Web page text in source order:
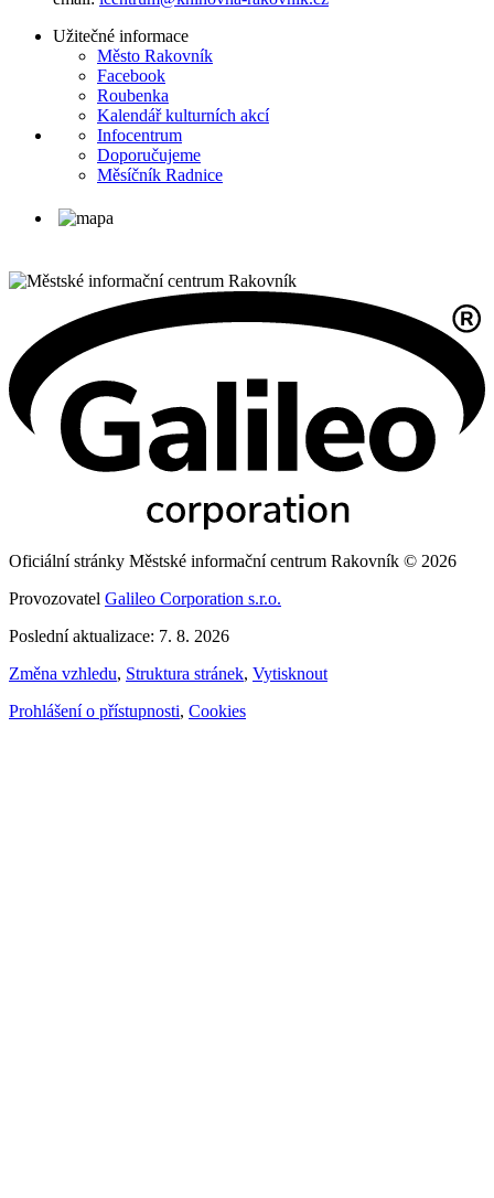
Užitečné informace
Město Rakovník
Facebook
Roubenka
Kalendář kulturních akcí
Infocentrum
Doporučujeme
Měsíčník Radnice
Oficiální stránky Městské informační centrum Rakovník © 2026
Provozovatel Galileo Corporation s.r.o.
Poslední aktualizace: 7. 8. 2026
Změna vzhledu, Struktura stránek, Vytisknout
Prohlášení o přístupnosti, Cookies